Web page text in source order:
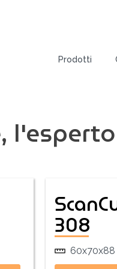
Prodotti
Mini
Lo
Studi
308
60x70x88